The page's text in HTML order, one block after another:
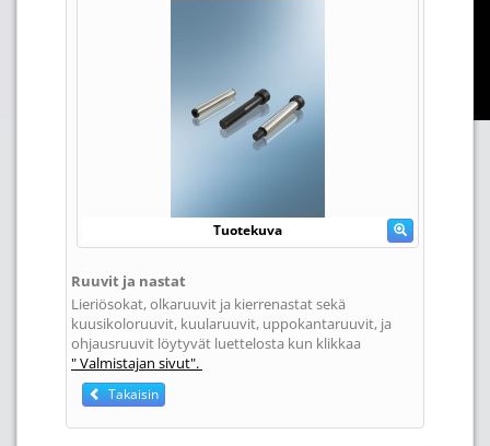
Tuotekuva
Ruuvit ja nastat
Lieriösokat, olkaruuvit ja kierrenastat sekä
kuusikoloruuvit, kuularuuvit, uppokantaruuvit, ja
ohjausruuvit löytyvät luettelosta kun klikkaa
" Valmistajan sivut".
Takaisin